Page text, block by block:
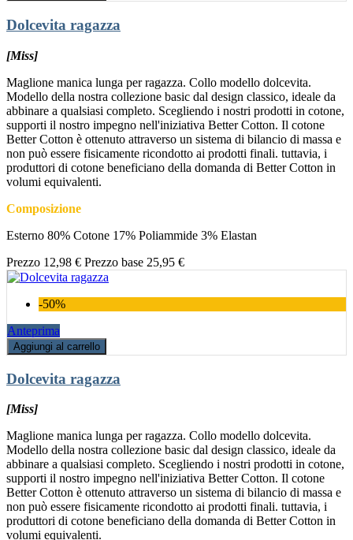
Dolcevita ragazza
[Miss]
Maglione manica lunga per ragazza. Collo modello dolcevita.
Modello della nostra collezione basic dal design classico, ideale da
abbinare a qualsiasi completo. Scegliendo i nostri prodotti in cotone,
supporti il nostro impegno nell'iniziativa Better Cotton. Il cotone
Better Cotton è ottenuto attraverso un sistema di bilancio di massa e
non può essere fisicamente ricondotto ai prodotti finali. tuttavia, i
produttori di cotone beneficiano della domanda di Better Cotton in
volumi equivalenti.
Composizione
Esterno 80% Cotone 17% Poliammide 3% Elastan
Prezzo 12,98 € Prezzo base 25,95 €
-50%
Anteprima
Aggiungi al carrello
Dolcevita ragazza
[Miss]
Maglione manica lunga per ragazza. Collo modello dolcevita.
Modello della nostra collezione basic dal design classico, ideale da
abbinare a qualsiasi completo. Scegliendo i nostri prodotti in cotone,
supporti il nostro impegno nell'iniziativa Better Cotton. Il cotone
Better Cotton è ottenuto attraverso un sistema di bilancio di massa e
non può essere fisicamente ricondotto ai prodotti finali. tuttavia, i
produttori di cotone beneficiano della domanda di Better Cotton in
volumi equivalenti.